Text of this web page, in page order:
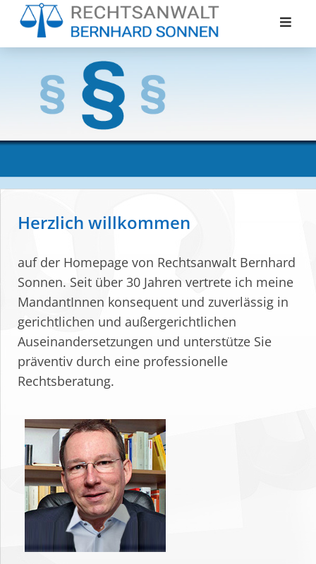
content
Herzlich willkommen
auf der Homepage von Rechtsanwalt Bernhard
Sonnen. Seit über 30 Jahren vertrete ich meine
MandantInnen konsequent und zuverlässig in
gerichtlichen und außergerichtlichen
Auseinandersetzungen und unterstütze Sie
präventiv durch eine professionelle
Rechtsberatung.